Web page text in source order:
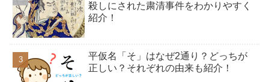
殺しにされた粛清事件をわかりやすく
紹介！
平仮名「そ」はなぜ2通り？どっちが
正しい？それぞれの由来も紹介！